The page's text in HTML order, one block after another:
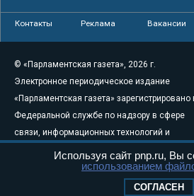
Контакты Реклама Вакансии
© «Парламентская газета», 2026 г.
Электронное периодическое издание
«Парламентская газета» зарегистрировано
Федеральной службе по надзору в сфере
связи, информационных технологий и
массовых коммуникаций (Роскомнадзор) 05
августа 2011 года. 18+
Свидетельство о регистрации Эл № ФС77-
Используя сайт pnp.ru, Вы
использованием
СОГЛАСЕН